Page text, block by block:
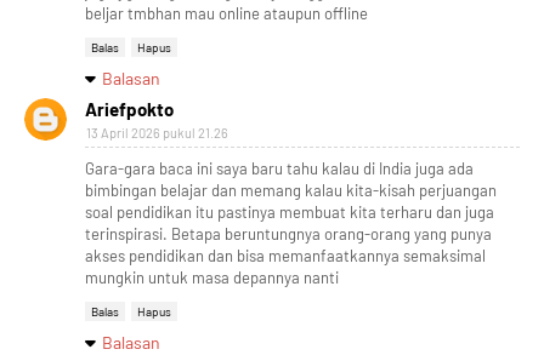
beljar tmbhan mau online ataupun offline
Balas Hapus
Balasan
Ariefpokto
13 April 2026 pukul 21.26
Gara-gara baca ini saya baru tahu kalau di India juga ada
bimbingan belajar dan memang kalau kita-kisah perjuangan
soal pendidikan itu pastinya membuat kita terharu dan juga
terinspirasi. Betapa beruntungnya orang-orang yang punya
akses pendidikan dan bisa memanfaatkannya semaksimal
mungkin untuk masa depannya nanti
Balas Hapus
Balasan